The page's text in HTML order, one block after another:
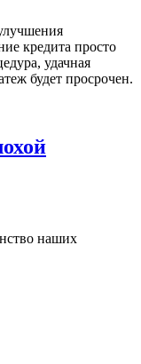
кредита просто
удачная
будет просрочен.
наших